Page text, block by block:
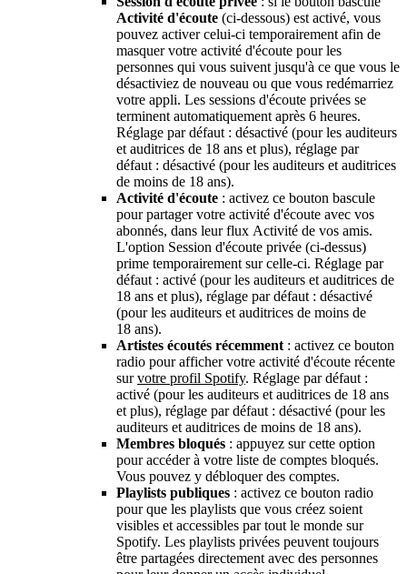
Activité d'écoute (ci-dessous) est activé, vous
pouvez activer celui-ci temporairement afin de
masquer votre activité d'écoute pour les
personnes qui vous suivent jusqu'à ce que vous le
désactiviez de nouveau ou que vous redémarriez
votre appli. Les sessions d'écoute privées se
terminent automatiquement après 6 heures.
Réglage par défaut : désactivé (pour les auditeurs
et auditrices de 18 ans et plus), réglage par
défaut : désactivé (pour les auditeurs et auditrices
de moins de 18 ans).
Activité d'écoute : activez ce bouton bascule
pour partager votre activité d'écoute avec vos
abonnés, dans leur flux Activité de vos amis.
L'option Session d'écoute privée (ci-dessus)
prime temporairement sur celle-ci. Réglage par
défaut : activé (pour les auditeurs et auditrices de
18 ans et plus), réglage par défaut : désactivé
(pour les auditeurs et auditrices de moins de
18 ans).
Artistes écoutés récemment : activez ce bouton
radio pour afficher votre activité d'écoute récente
survotre profil Spotify. Réglage par défaut :
activé (pour les auditeurs et auditrices de 18 ans
et plus), réglage par défaut : désactivé (pour les
auditeurs et auditrices de moins de 18 ans).
Membres bloqués : appuyez sur cette option
pour accéder à votre liste de comptes bloqués.
Vous pouvez y débloquer des comptes.
Playlists publiques : activez ce bouton radio
pour que les playlists que vous créez soient
visibles et accessibles par tout le monde sur
Spotify. Les playlists privées peuvent toujours
être partagées directement avec des personnes